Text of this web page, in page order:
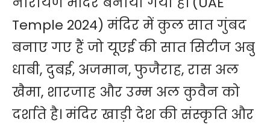
Temple 2024) मंदिर में कुल सात गुंबद
बनाए गए हैं जो यूएई की सात सिटीज अबु
धाबी, दुबई, अजमान, फुजैराह, रास अल
खैमा, शारजाह और उम्म अल कुवैन को
दर्शाते है। मंदिर खाड़ी देश की संस्कृति और